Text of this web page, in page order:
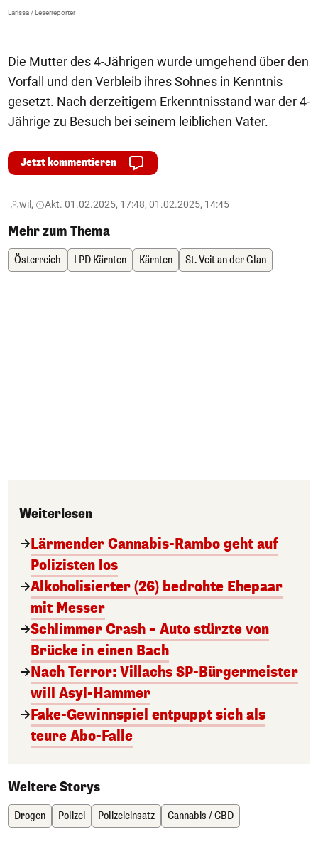
Larissa / Leserreporter
Die Mutter des 4-Jährigen wurde umgehend über den
Vorfall und den Verbleib ihres Sohnes in Kenntnis
gesetzt. Nach derzeitigem Erkenntnisstand war der 4-
Jährige zu Besuch bei seinem leiblichen Vater.
Jetzt kommentieren
wil, Akt. 01.02.2025, 17:48, 01.02.2025, 14:45
Mehr zum Thema
Österreich LPD Kärnten Kärnten St. Veit an der Glan
Weiterlesen
Lärmender Cannabis-Rambo geht auf
Polizisten los
Alkoholisierter (26) bedrohte Ehepaar
mit Messer
Schlimmer Crash – Auto stürzte von
Brücke in einen Bach
Nach Terror: Villachs SP-Bürgermeister
will Asyl-Hammer
Fake-Gewinnspiel entpuppt sich als
teure Abo-Falle
Weitere Storys
Drogen Polizei Polizeieinsatz Cannabis / CBD